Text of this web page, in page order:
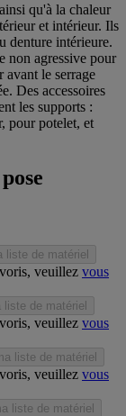
qu'à la chaleur
et intérieur. Ils
denture intérieure.
non agressive pour
avant le serrage
Des accessoires
les supports :
pour potelet, et
liste de matériel
veuillez vous
liste de matériel
veuillez vous
liste de matériel
veuillez vous
liste de matériel